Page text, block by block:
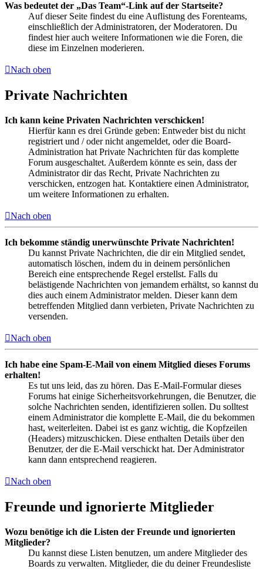
Was bedeutet der „Das Team“-Link auf der Startseite?
Auf dieser Seite findest du eine Auflistung des Forenteams,
einschließlich der Administratoren, der Moderatoren. Du
findest hier auch weitere Informationen wie die Foren, die
diese im Einzelnen moderieren.
Nach oben
Private Nachrichten
Ich kann keine Privaten Nachrichten verschicken!
Hierfür kann es drei Gründe geben: Entweder bist du nicht
registriert und / oder nicht angemeldet, oder die Board-
Administration hat Private Nachrichten für das komplette
Forum ausgeschaltet. Außerdem könnte es sein, dass der
Administrator dir das Recht, Private Nachrichten zu
verschicken, entzogen hat. Kontaktiere einen Administrator,
um weitere Informationen zu erhalten.
Nach oben
Ich bekomme ständig unerwünschte Private Nachrichten!
Du kannst Private Nachrichten, die dir ein Mitglied sendet,
automatisch löschen, indem du in deinem persönlichen
Bereich eine entsprechende Regel erstellst. Falls du
belästigende Nachrichten von jemandem erhältst, so kannst du
dies auch einem Administrator melden. Dieser kann dem
betreffenden Mitglied dann verbieten, Private Nachrichten zu
versenden.
Nach oben
Ich habe eine Spam-E-Mail von einem Mitglied dieses Forums
erhalten!
Es tut uns leid, das zu hören. Das E-Mail-Formular dieses
Forums hat einige Sicherheitsvorkehrungen, die Benutzer, die
solche Nachrichten senden, identifizieren sollen. Du solltest
einem Administrator die komplette E-Mail, die du bekommen
hast, weiterleiten. Dabei ist es ganz wichtig, die Kopfzeilen
(Headers) mitzuschicken. Diese enthalten Details über den
Benutzer, der die E-Mail verschickt hat. Der Administrator
kann dann entsprechend reagieren.
Nach oben
Freunde und ignorierte Mitglieder
Wozu benötige ich die Listen der Freunde und ignorierten
Mitglieder?
Du kannst diese Listen benutzen, um andere Mitglieder des
Boards zu verwalten. Mitglieder, die du deiner Freundesliste